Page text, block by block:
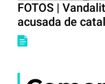
FOTOS |
acusada de